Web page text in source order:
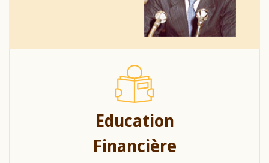
Education
Financière